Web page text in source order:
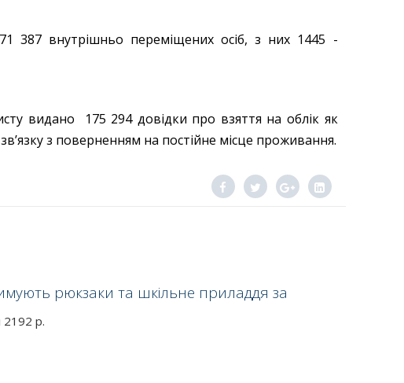
387 внутрішньо переміщених осіб, з них 1445 -
видано 175 294 довідки про взяття на облік як
з поверненням на постійне місце проживання.
рюкзаки та шкільне приладдя за
2192 р.